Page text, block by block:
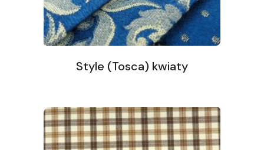
Style (Tosca) kwiaty